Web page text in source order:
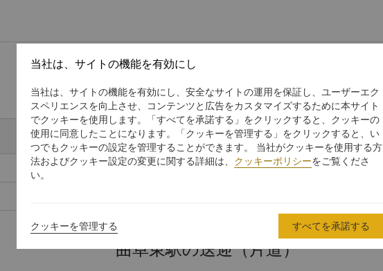
料金
CNY320
曲阜東駅の送迎（片道）
当社は、サイトの機能を有効にし
当社は、サイトの機能を有効にし、安全なサイトの運用を保証し、ユーザーエク
スペリエンスを向上させ、コンテンツと広告をカスタマイズするために本サイト
でクッキーを使用します。「すべてを承諾する」をクリックすると、クッキーの
使用に同意したことになります。「クッキーを管理する」をクリックすると、い
つでもクッキーの設定を管理することができます。 当社がクッキーを使用する方
法およびクッキー設定の変更に関する詳細は、 クッキーポリシーをご覧くださ
い。
クッキーを管理する すべてを承諾する